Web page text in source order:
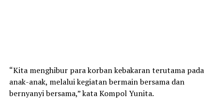
“Kita menghibur para korban kebakaran terutama pada
anak-anak, melalui kegiatan bermain bersama dan
bernyanyi bersama,” kata Kompol Yunita.